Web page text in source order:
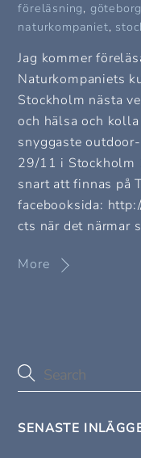
föreläsning, göteborg
naturkompaniet,
Jag kommer
Naturkompaniets
Stockholm nästa
och hälsa och
snyggaste
29/11 i Stockholm
snart att finnas på
facebooksida:
cts när det närmar
More
SENASTE